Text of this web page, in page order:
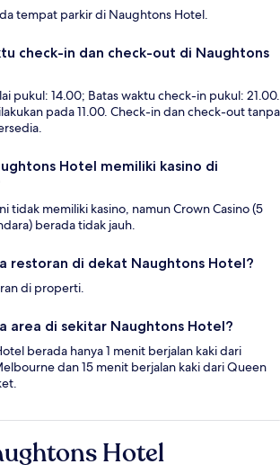
tempat parkir di Naughtons Hotel.
check-in dan check-out di Naughtons
pukul: 14.00; Batas waktu check-in pukul: 21.00.
pada 11.00. Check-in dan check-out tanpa
Hotel memiliki kasino di
tidak memiliki kasino, namun Crown Casino (5
berada tidak jauh.
restoran di dekat Naughtons Hotel?
di properti.
area di sekitar Naughtons Hotel?
berada hanya 1 menit berjalan kaki dari
dan 15 menit berjalan kaki dari Queen
Hotel